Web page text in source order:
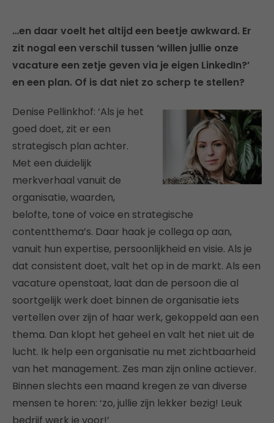
…en daar voelt het altijd een beetje awkward. Er
zit nogal een verschil tussen ‘willen jullie onze
vacature een zetje geven via je eigen LinkedIn?’
en een plan. Of is dat niet zo scherp te stellen?
Denise Pellinkhof: ‘Als je het
goed doet, zit er een
strategisch plan achter.
Met een duidelijk
merkverhaal vanuit de
organisatie, waarden,
belofte, tone of voice en strategische
contentthema’s. Daar haak je collega op aan,
vanuit hun expertise, persoonlijkheid en visie. Als je
dat consistent doet, valt het op in de markt. Als een
vacature openstaat, laat dan de persoon die al
soortgelijk werk doet binnen de organisatie iets
vertellen over zijn of haar werk, gekoppeld aan een
thema. Dan klopt het geheel en valt het niet uit de
lucht. Ik help een organisatie nu met zichtbaarheid
van het management. Zes man zijn online actiever.
Binnen slechts een maand kregen ze van diverse
mensen te horen: ‘zo, jullie zijn lekker bezig! Leuk